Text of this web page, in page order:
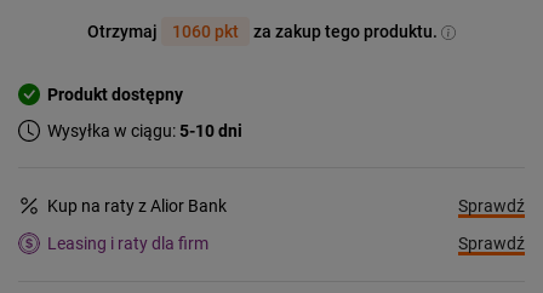
Otrzymaj 1060 pkt za zakup tego produktu.
Produkt dostępny
Wysyłka w ciągu:5-10 dni
Kup na raty z Alior Bank
Sprawdź
Leasing i raty dla firm
Sprawdź